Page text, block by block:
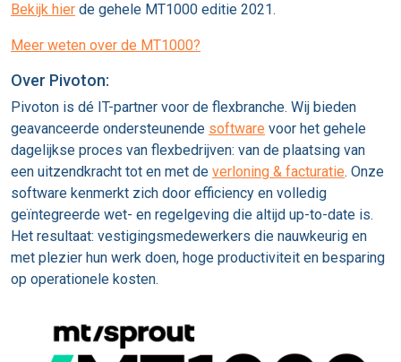
Bekijk hier de gehele MT1000 editie 2021.
Meer weten over de MT1000?
Over Pivoton:
Pivoton is dé IT-partner voor de flexbranche. Wij bieden
geavanceerde ondersteunende software voor het gehele
dagelijkse proces van flexbedrijven: van de plaatsing van
een uitzendkracht tot en met de verloning & facturatie. Onze
software kenmerkt zich door efficiency en volledig
geïntegreerde wet- en regelgeving die altijd up-to-date is.
Het resultaat: vestigingsmedewerkers die nauwkeurig en
met plezier hun werk doen, hoge productiviteit en besparing
op operationele kosten.